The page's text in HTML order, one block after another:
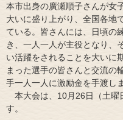
本市出身の廣瀬順子さんが女
大いに盛り上がり、全国各地
ている。皆さんには、日頃の
き、一人一人が主役となり、
い活躍をされることを大いに
まった選手の皆さんと交流の
手一人一人に激励金を手渡し
本大会は、10月26日（土曜
す。